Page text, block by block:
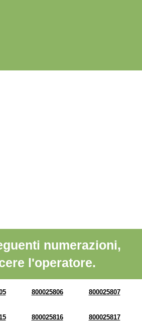
numerazioni,
l'operatore.
800025806 800025807
800025816 800025817